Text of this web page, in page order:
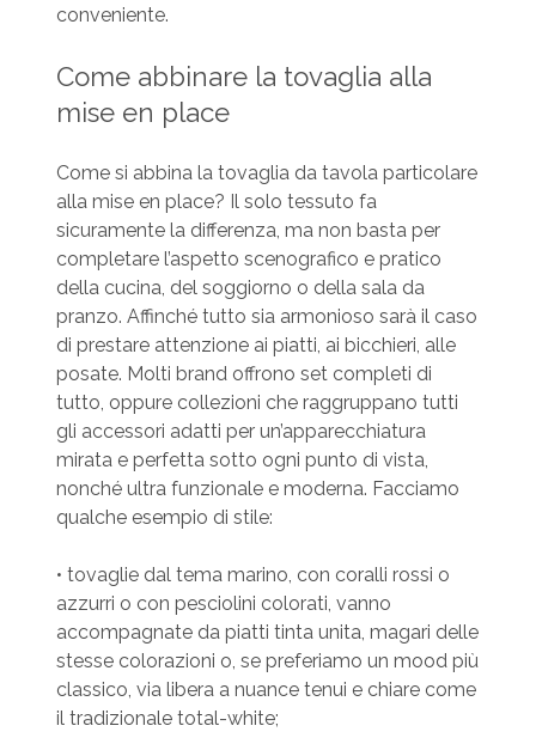
conveniente.
Come abbinare la tovaglia alla
mise en place
Come si abbina la tovaglia da tavola particolare
alla mise en place? Il solo tessuto fa
sicuramente la differenza, ma non basta per
completare l’aspetto scenografico e pratico
della cucina, del soggiorno o della sala da
pranzo. Affinché tutto sia armonioso sarà il caso
di prestare attenzione ai piatti, ai bicchieri, alle
posate. Molti brand offrono set completi di
tutto, oppure collezioni che raggruppano tutti
gli accessori adatti per un’apparecchiatura
mirata e perfetta sotto ogni punto di vista,
nonché ultra funzionale e moderna. Facciamo
qualche esempio di stile:
• tovaglie dal tema marino, con coralli rossi o
azzurri o con pesciolini colorati, vanno
accompagnate da piatti tinta unita, magari delle
stesse colorazioni o, se preferiamo un mood più
classico, via libera a nuance tenui e chiare come
il tradizionale total-white;